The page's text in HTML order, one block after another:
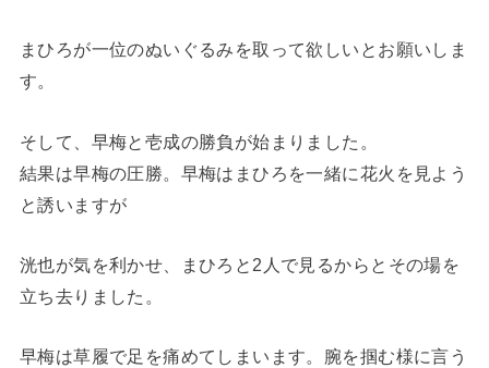
まひろが一位のぬいぐるみを取って欲しいとお願いしま
す。
そして、早梅と壱成の勝負が始まりました。
結果は早梅の圧勝。早梅はまひろを一緒に花火を見よう
と誘いますが
洸也が気を利かせ、まひろと2人で見るからとその場を
立ち去りました。
早梅は草履で足を痛めてしまいます。腕を掴む様に言う